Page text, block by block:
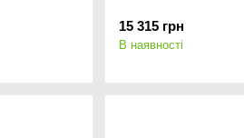
15 315 грн
В наявності